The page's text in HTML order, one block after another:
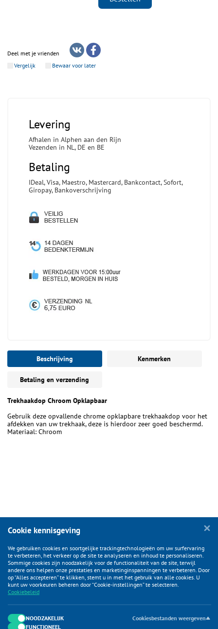
Deel met je vrienden
Vergelijk
Bewaar voor later
Levering
Afhalen in Alphen aan den Rijn
Vezenden in NL, DE en BE
Betaling
IDeal, Visa, Maestro, Mastercard, Bankcontact, Sofort,
Giropay, Bankoverschrijving
Beschrijving Kenmerken
Betaling en verzending
Trekhaakdop Chroom Opklapbaar
Gebruik deze opvallende chrome opklapbare trekhaakdop voor het
afdekken van uw trekhaak, deze is hierdoor zeer goed beschermd.
Materiaal: Chroom
KLANTENSERVICE
CATEGORIEËN
DUIJVELAAR E-COMMERCE
Cookie kennisgeving
We gebruiken cookies en soortgelijke trackingtechnologieën om uw surfervaring
te verbeteren, het verkeer op de site te analyseren en inhoud te personaliseren.
Sommige cookies zijn noodzakelijk voor de functionaliteit van de site, terwijl
andere ons helpen onze prestaties en marketinginspanningen te verbeteren. Door
op “Alles accepteren” te klikken, stemt u in met het gebruik van alle cookies. U
kunt uw voorkeuren beheren door “Cookie-instellingen” te selecteren.
Cookiebeleid
NOODZAKELIJK
Cookiesbestanden weergeven
FUNCTIONEEL